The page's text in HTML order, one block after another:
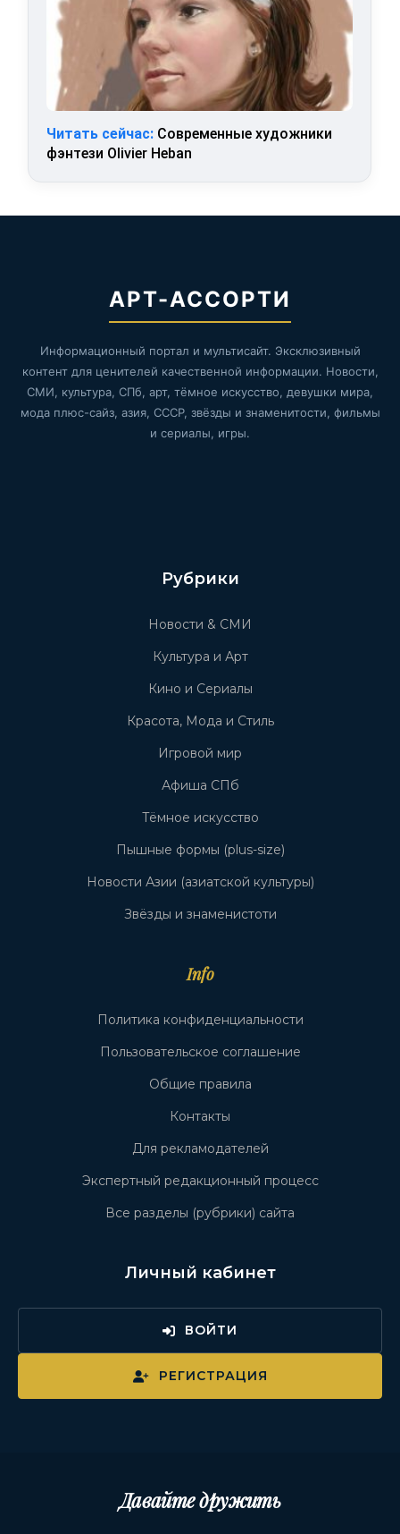
Читать сейчас: Современные художники
фэнтези Olivier Heban
АРТ-АССОРТИ
Информационный портал и мультисайт. Эксклюзивный
контент для ценителей качественной информации. Новости,
СМИ, культура, СПб, арт, тёмное искусство, девушки мира,
мода плюс-сайз, азия, СССР, звёзды и знаменитости, фильмы
и сериалы, игры.
Рубрики
Новости & СМИ
Культура и Арт
Кино и Сериалы
Красота, Мода и Стиль
Игровой мир
Афиша СПб
Тёмное искусство
Пышные формы (plus-size)
Новости Азии (азиатской культуры)
Звёзды и знаменистоти
Info
Политика конфиденциальности
Пользовательское соглашение
Общие правила
Контакты
Для рекламодателей
Экспертный редакционный процесс
Все разделы (рубрики) сайта
Личный кабинет
ВОЙТИ
РЕГИСТРАЦИЯ
Давайте дружить